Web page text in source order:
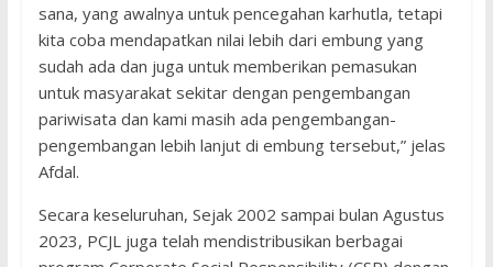
sana, yang awalnya untuk pencegahan karhutla, tetapi
kita coba mendapatkan nilai lebih dari embung yang
sudah ada dan juga untuk memberikan pemasukan
untuk masyarakat sekitar dengan pengembangan
pariwisata dan kami masih ada pengembangan-
pengembangan lebih lanjut di embung tersebut,” jelas
Afdal.
Secara keseluruhan, Sejak 2002 sampai bulan Agustus
2023, PCJL juga telah mendistribusikan berbagai